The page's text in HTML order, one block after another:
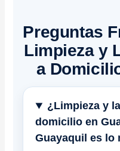
Preguntas
Limpieza y
a
¿Limpieza y
domicilio en
Guayaquil es lo